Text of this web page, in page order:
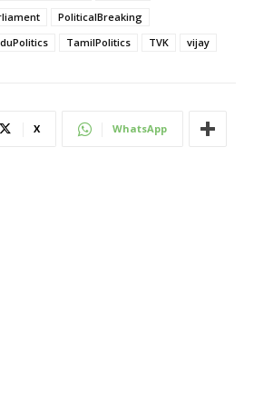
PoliticalBreaking
TamilPolitics TVK vijay
X WhatsApp